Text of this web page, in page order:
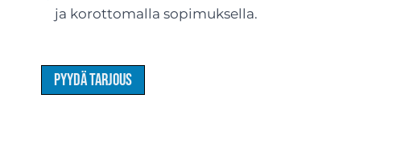
ja korottomalla sopimuksella.
Pyydä tarjous